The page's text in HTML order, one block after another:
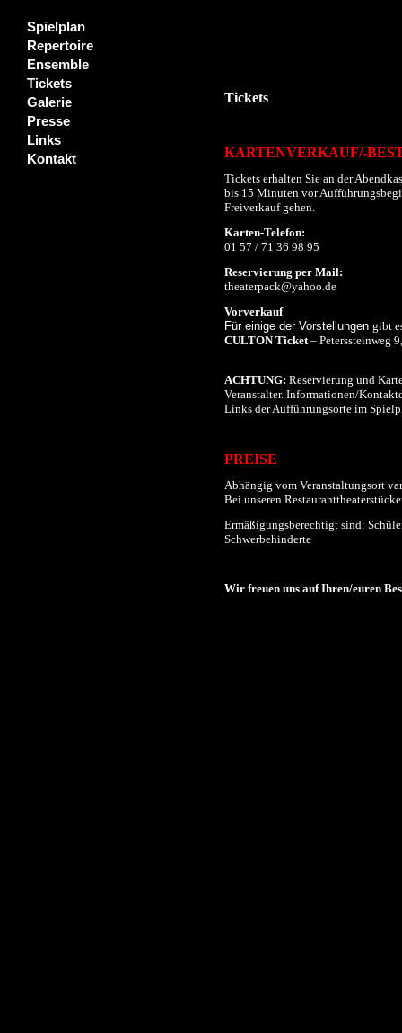
Spielplan
Repertoire
Ensemble
Tickets
Galerie
Presse
Links
Kontakt
Tickets
KARTENVERKAUF/-
Tickets erhalten Sie an der
bis 15 Minuten vor
Freiverkauf gehen.
Karten-Telefon:
01 57 / 71 36 98 95
Reservierung per Mail:
theaterpack@yahoo.de
Vorverkauf
Für einige der Vorstellungen gibt
CULTON Ticket– Peterssteinweg
ACHTUNG: Reservierung und
Veranstalter. Informationen/
Links derAufführungsorte im
PREISE
Abhängig vom Veranstaltungsort
Bei unseren
Ermäßigungsberechtigt sind:
Schwerbehinderte
Wir freuen uns auf Ihren/euren